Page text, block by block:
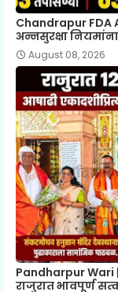
Chandrapur FDA
अन्नसुरक्षा
August 08, 2026
Pandharpur Wari
राजुरात भावपूर्ण